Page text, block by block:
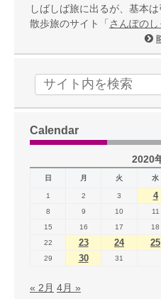
しばしば旅に出るが、基本は
散歩旅のサイト「 さんぽの
Calendar
2020
日 月 火 水
1 2 3 4
8
9 10 11
15
16 17 18
22
23 24 25
29
30 31
« 2月 4月 »